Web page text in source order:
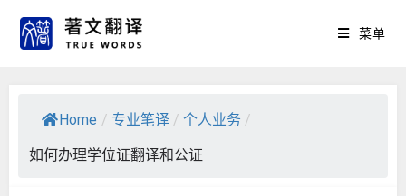
菜单
Home / 专业笔译 / 个人业务 /
如何办理学位证翻译和公证